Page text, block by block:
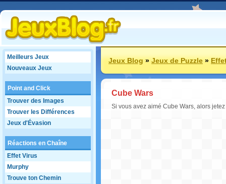
Meilleurs Jeux
Nouveaux Jeux
Point and Click
Trouver des Images
Trouver les Différences
Jeux d'Évasion
Réactions en Chaîne
Effet Virus
Murphy
Trouve ton Chemin
Jeux Blog»Jeux de Puzzle»
Cube Wars
Si vous avez aimé Cube Wars, alors